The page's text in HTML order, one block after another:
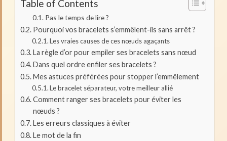
Table of Contents
Pas le temps de lire ?
Pourquoi vos bracelets s’emmêlent-ils sans arrêt ?
Les vraies causes de ces nœuds agaçants
La règle d’or pour empiler ses bracelets sans nœud
Dans quel ordre enfiler ses bracelets ?
Mes astuces préférées pour stopper l’emmêlement
Le bracelet séparateur, votre meilleur allié
Comment ranger ses bracelets pour éviter les
nœuds ?
Les erreurs classiques à éviter
Le mot de la fin